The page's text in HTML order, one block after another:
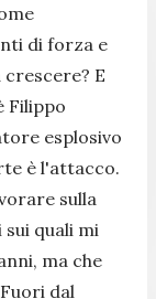
di forza e
E
Filippo
esplosivo
è l'attacco.
sulla
quali mi
ma che
dal